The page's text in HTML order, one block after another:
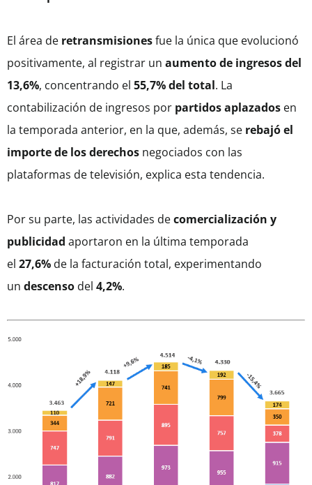
El área de retransmisionesfue la única que evolucionó
positivamente, al registrar un aumento de ingresos del
13,6%, concentrando el 55,7% del total. La
contabilización de ingresos por partidos aplazados en
la temporada anterior, en la que, además, se rebajó el
importe de los derechos negociados con las
plataformas de televisión, explica esta tendencia.
Por su parte, las actividades decomercialización y
publicidad aportaron en la última temporada
el 27,6% de la facturación total, experimentando
un descenso del 4,2%.